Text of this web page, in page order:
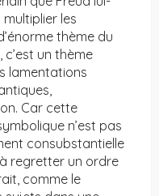
les
thème du
c’est un thème
lamentations
Car cette
n’est pas
consubstantielle
regretter un ordre
comme le